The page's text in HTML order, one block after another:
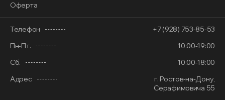
Оферта
Телефон
+7 (928) 753-85-53
Пн-Пт.
10:00-19:00
Сб.
10:00-18:00
Адрес
г. Ростов-на-Дону,
Серафимовича 55